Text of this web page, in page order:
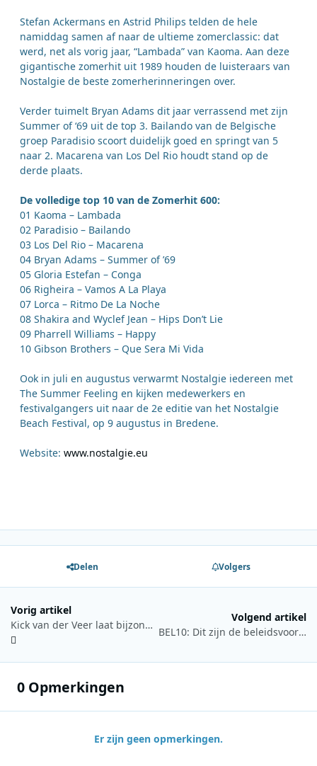
Stefan Ackermans en Astrid Philips telden de hele
namiddag samen af naar de ultieme zomerclassic: dat
werd, net als vorig jaar, “Lambada” van Kaoma. Aan deze
gigantische zomerhit uit 1989 houden de luisteraars van
Nostalgie de beste zomerherinneringen over.
Verder tuimelt Bryan Adams dit jaar verrassend met zijn
Summer of ‘69 uit de top 3. Bailando van de Belgische
groep Paradisio scoort duidelijk goed en springt van 5
naar 2. Macarena van Los Del Rio houdt stand op de
derde plaats.
De volledige top 10 van de Zomerhit 600:
01 Kaoma – Lambada
02 Paradisio – Bailando
03 Los Del Rio – Macarena
04 Bryan Adams – Summer of ’69
05 Gloria Estefan – Conga
06 Righeira – Vamos A La Playa
07 Lorca – Ritmo De La Noche
08 Shakira and Wyclef Jean – Hips Don’t Lie
09 Pharrell Williams – Happy
10 Gibson Brothers – Que Sera Mi Vida
Ook in juli en augustus verwarmt Nostalgie iedereen met
The Summer Feeling en kijken medewerkers en
festivalgangers uit naar de 2e editie van het Nostalgie
Beach Festival, op 9 augustus in Bredene.
Website: www.nostalgie.eu
Delen Volgers
Vorig artikel
Kick van der Veer laat bijzondere opnames horen van bekende cabaretiers of kleinkunstenaars
Volgend artikel
BEL10: Dit zijn de beleidsvoorstellen van de Radio 1 luisteraars
0 Opmerkingen
Er zijn geen opmerkingen.